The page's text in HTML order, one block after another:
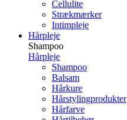
Cellulite
Strækmærker
Intimpleje
Hårpleje
Shampoo
Hårpleje
Shampoo
Balsam
Hårkure
Hårstylingprodukter
Hårfarve